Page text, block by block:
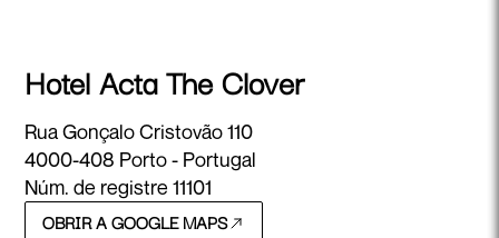
Hotel Acta The Clover
Rua Gonçalo Cristovão 110
4000-408 Porto - Portugal
Núm. de registre 11101
OBRIR A GOOGLE MAPS